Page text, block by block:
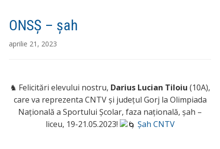
ONSȘ – șah
aprilie 21, 2023
♞ Felicitări elevului nostru, Darius Lucian Tiloiu (10A),
care va reprezenta CNTV și județul Gorj la Olimpiada
Națională a Sportului Școlar, faza națională, șah –
liceu, 19-21.05.2023!
Șah CNTV